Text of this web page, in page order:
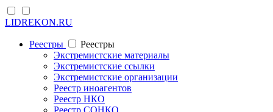
LIDREKON.RU
Реестры
Реестры
Экстремистские материалы
Экстремистские ссылки
Экстремистские организации
Реестр иноагентов
Реестр НКО
Реестр СОНКО